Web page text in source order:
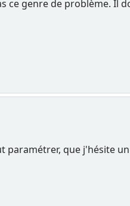
ce genre de problème. Il
paramétrer, que j'hésite